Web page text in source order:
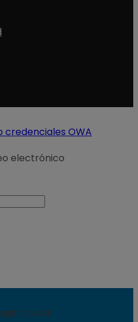
credenciales OWA
electrónico
una!